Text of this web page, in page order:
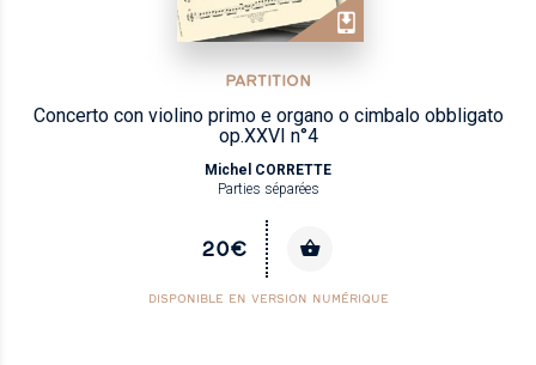
PARTITION
Concerto con violino primo e organo o cimbalo obbligato
op.XXVI n°4
Michel CORRETTE
Parties séparées
20€
DISPONIBLE EN VERSION NUMÉRIQUE